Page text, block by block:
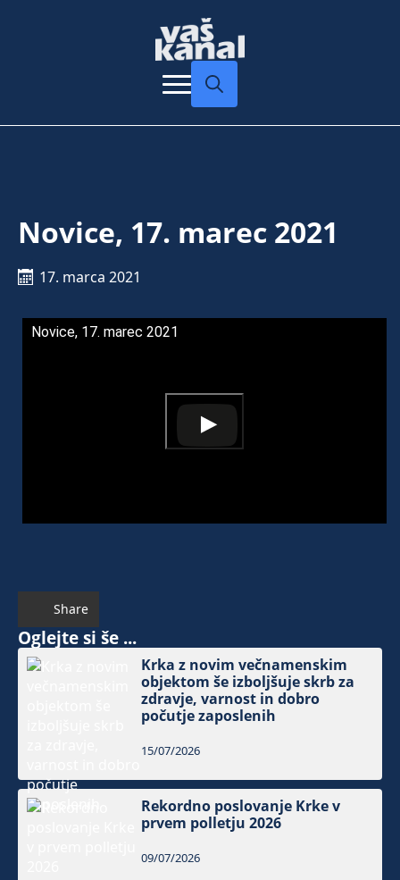
Novice, 17. marec 2021
17. marca 2021
Novice, 17. marec 2021
Share
Oglejte si še ...
Krka z novim večnamenskim
objektom še izboljšuje skrb za
zdravje, varnost in dobro
počutje zaposlenih
15/07/2026
Rekordno poslovanje Krke v
prvem polletju 2026
09/07/2026